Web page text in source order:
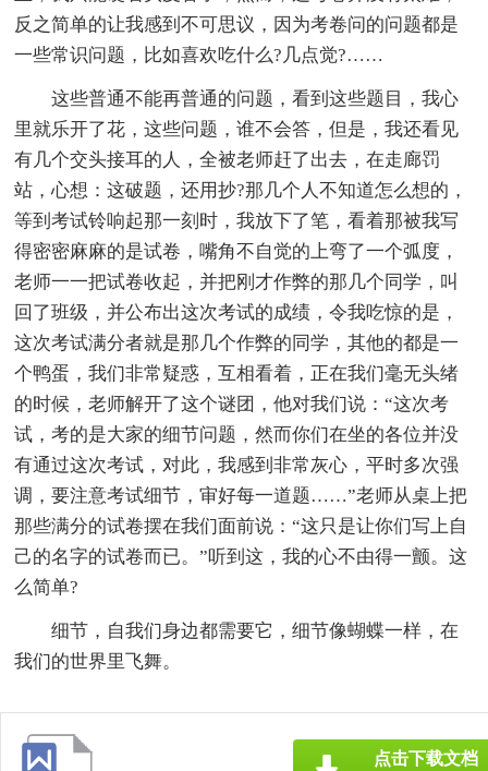
反之简单的让我感到不可思议，因为考卷问的问题都是
一些常识问题，比如喜欢吃什么?几点觉?……
这些普通不能再普通的问题，看到这些题目，我心
里就乐开了花，这些问题，谁不会答，但是，我还看见
有几个交头接耳的人，全被老师赶了出去，在走廊罚
站，心想：这破题，还用抄?那几个人不知道怎么想的，
等到考试铃响起那一刻时，我放下了笔，看着那被我写
得密密麻麻的是试卷，嘴角不自觉的上弯了一个弧度，
老师一一把试卷收起，并把刚才作弊的那几个同学，叫
回了班级，并公布出这次考试的成绩，令我吃惊的是，
这次考试满分者就是那几个作弊的同学，其他的都是一
个鸭蛋，我们非常疑惑，互相看着，正在我们毫无头绪
的时候，老师解开了这个谜团，他对我们说：“这次考
试，考的是大家的细节问题，然而你们在坐的各位并没
有通过这次考试，对此，我感到非常灰心，平时多次强
调，要注意考试细节，审好每一道题……”老师从桌上把
那些满分的试卷摆在我们面前说：“这只是让你们写上自
己的名字的试卷而已。”听到这，我的心不由得一颤。这
么简单?
细节，自我们身边都需要它，细节像蝴蝶一样，在
我们的世界里飞舞。
点击下载文档